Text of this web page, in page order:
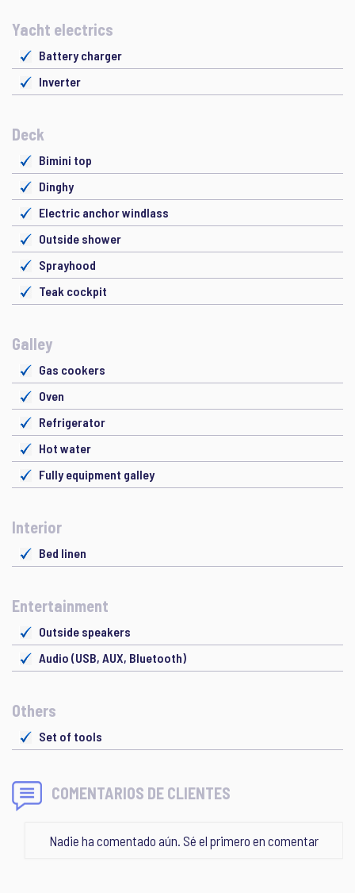
Yacht electrics
Battery charger
Inverter
Deck
Bimini top
Dinghy
Electric anchor windlass
Outside shower
Sprayhood
Teak cockpit
Galley
Gas cookers
Oven
Refrigerator
Hot water
Fully equipment galley
Interior
Bed linen
Entertainment
Outside speakers
Audio (USB, AUX, Bluetooth)
Others
Set of tools
COMENTARIOS DE CLIENTES
Nadie ha comentado aún. Sé el primero en comentar